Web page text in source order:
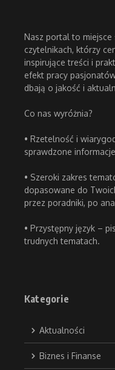
Nasz portal to
czytelnikach, którzy
inspirujące treści i
efekt pracy
dbają o jakość i
Co nas wyróżnia?
• Rzetelność i
sprawdzone
• Szeroki zakres
dopasowane do
przez poradniki, po
• Przystępny język –
trudnych tematach.
Kategorie
Aktualności
Biznes i Finanse